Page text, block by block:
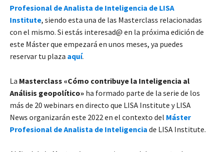
Profesional de Analista de Inteligencia de LISA
Institute, siendo esta una de las Masterclass relacionadas
con el mismo. Si estás interesad@ en la próxima edición de
este Máster que empezará en unos meses, ya puedes
reservar tu plaza aquí.
La Masterclass «​​​​​​​Cómo contribuye la Inteligencia al
Análisis geopolítico» ha formado parte de la serie de los
más de 20 webinars en directo que LISA Institute y LISA
News organizarán este 2022 en el contexto del Máster
Profesional de Analista de Inteligencia de LISA Institute.